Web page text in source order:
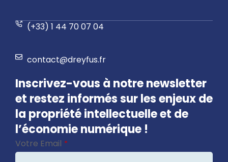
(+33) 1 44 70 07 04
contact@dreyfus.fr
Inscrivez-vous à notre newsletter
et restez informés sur les enjeux de
la propriété intellectuelle et de
l’économie numérique !
Votre Email *